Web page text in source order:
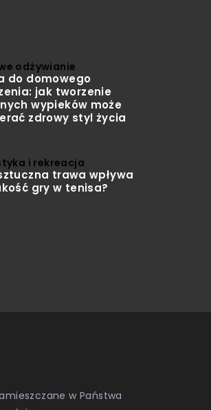
odżywianie
do domowego
jak tworzenie
wypieków może
zdrowy styl życia
i rekreacja
trawa wpływa
gry w tenisa?
w Państwa